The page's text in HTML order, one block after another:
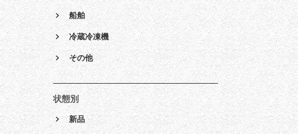
船舶
冷蔵冷凍機
その他
状態別
新品